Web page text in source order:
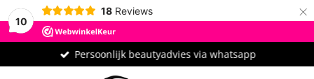
10
18 Reviews ×
Persoonlijk beautyadvies via whatsapp